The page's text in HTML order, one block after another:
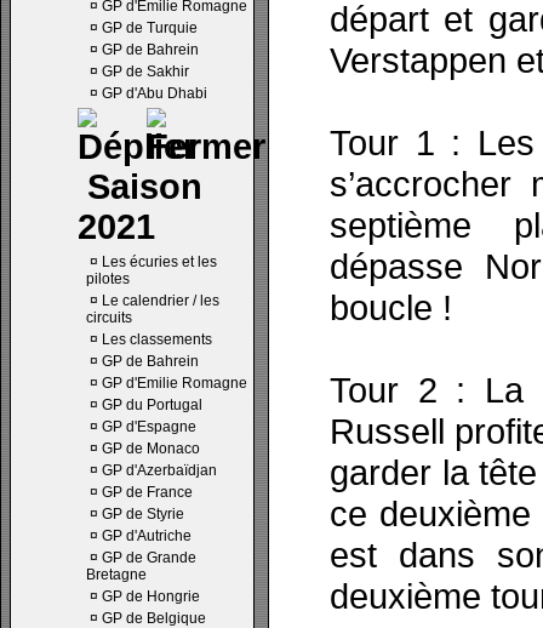
¤ GP d'Emilie Romagne
¤ GP de Turquie
¤ GP de Bahrein
¤ GP de Sakhir
¤ GP d'Abu Dhabi
Saison
2021
¤ Les écuries et les
pilotes
¤ Le calendrier / les
circuits
¤ Les classements
¤ GP de Bahrein
¤ GP d'Emilie Romagne
¤ GP du Portugal
¤ GP d'Espagne
¤ GP de Monaco
¤ GP d'Azerbaïdjan
¤ GP de France
¤ GP de Styrie
¤ GP d'Autriche
¤ GP de Grande
Bretagne
¤ GP de Hongrie
¤ GP de Belgique
départ et
Verstappen
Tour 1 : Les
septième
dépasse
boucle !
Tour 2 : La
Russell
garder la
ce deuxième
est dans
deuxième